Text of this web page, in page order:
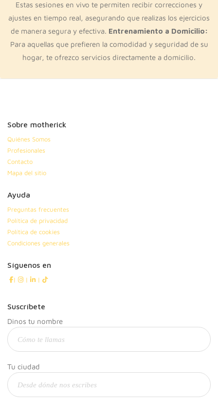
Estas sesiones en vivo te permiten recibir correcciones y
ajustes en tiempo real, asegurando que realizas los ejercicios
de manera segura y efectiva. Entrenamiento a Domicilio:
Para aquellas que prefieren la comodidad y seguridad de su
hogar, te ofrezco servicios directamente a domicilio.
Sobre motherick
Quiénes Somos
Profesionales
Contacto
Mapa del sitio
Ayuda
Preguntas frecuentes
Política de privacidad
Política de cookies
Condiciones generales
Síguenos en
| | |
Suscríbete
Dinos tu nombre
Tu ciudad